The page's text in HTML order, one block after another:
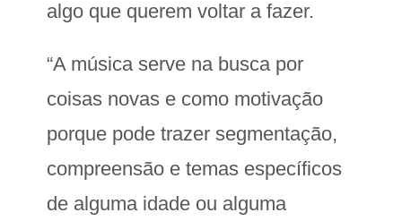
algo que querem voltar a fazer.
“A música serve na busca por
coisas novas e como motivação
porque pode trazer segmentação,
compreensão e temas específicos
de alguma idade ou alguma